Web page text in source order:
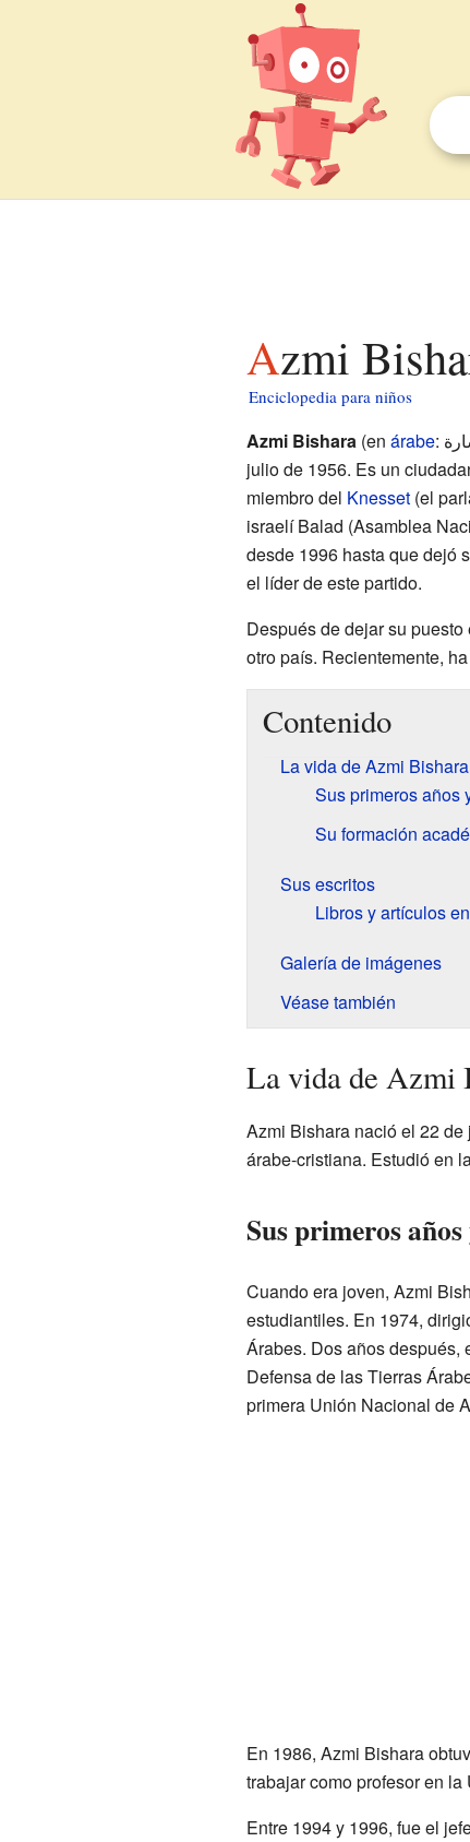
Azmi
Enciclopedia para niños
Azmi Bishara(en árabe
julio de 1956. Es un
miembro del Knesset(el
israelí Balad (Asamblea
desde 1996 hasta que dejó
el líder de este partido.
Después de dejar su
otro país. Recientemente,
Contenido
La vida de Azmi Bishara
Sus primeros años
Su formación
Sus escritos
Libros y artículos
Galería de imágenes
Véase también
La vida de Azmi
Azmi Bishara nació el 22
árabe-cristiana. Estudió en
Sus primeros
Cuando era joven, Azmi
estudiantiles. En 1974,
Árabes. Dos años después,
Defensa de las Tierras
primera Unión Nacional de
En 1986, Azmi Bishara
trabajar como profesor en
Entre 1994 y 1996, fue el